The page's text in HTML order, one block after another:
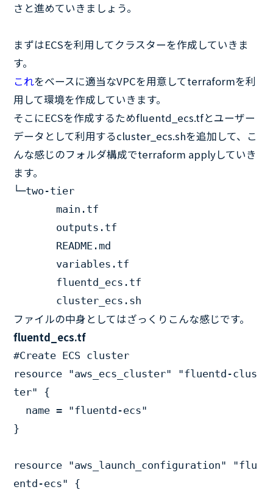
さと進めていきましょう。
まずはECSを利用してクラスターを作成していきま
す。
これをベースに適当なVPCを用意してterraformを利
用して環境を作成していきます。
そこにECSを作成するためfluentd_ecs.tfとユーザー
データとして利用するcluster_ecs.shを追加して、こ
んな感じのフォルダ構成でterraform applyしていき
ます。
└─two-tier
main.tf
outputs.tf
README.md
variables.tf
fluentd_ecs.tf
cluster_ecs.sh
ファイルの中身としてはざっくりこんな感じです。
fluentd_ecs.tf
#Create ECS cluster
resource "aws_ecs_cluster" "fluentd-clus
ter" {
name = "fluentd-ecs"
}
resource "aws_launch_configuration" "flu
entd-ecs" {